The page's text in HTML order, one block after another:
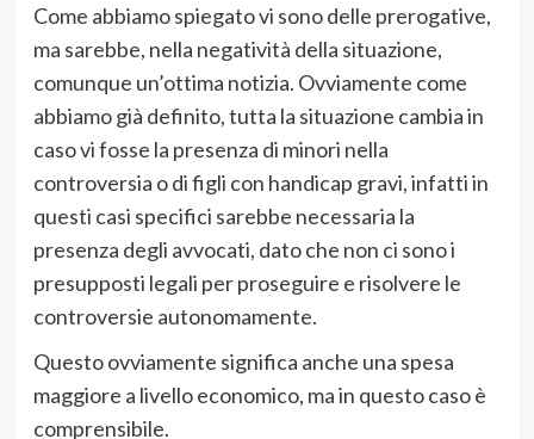
Come abbiamo spiegato vi sono delle prerogative,
ma sarebbe, nella negatività della situazione,
comunque un’ottima notizia. Ovviamente come
abbiamo già definito, tutta la situazione cambia in
caso vi fosse la presenza di minori nella
controversia o di figli con handicap gravi, infatti in
questi casi specifici sarebbe necessaria la
presenza degli avvocati, dato che non ci sono i
presupposti legali per proseguire e risolvere le
controversie autonomamente.
Questo ovviamente significa anche una spesa
maggiore a livello economico, ma in questo caso è
comprensibile.